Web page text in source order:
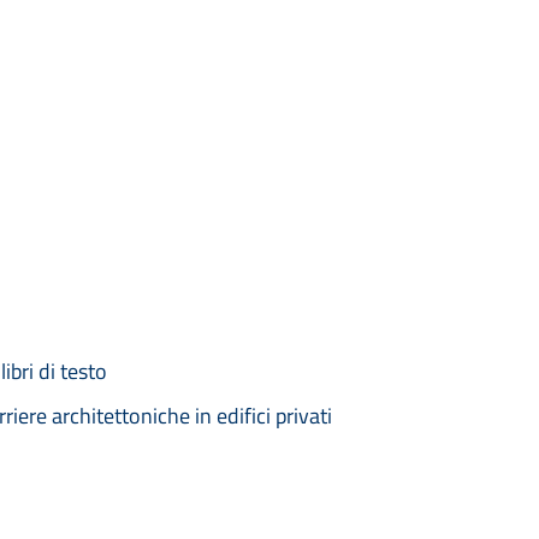
di testo
architettoniche in edifici privati